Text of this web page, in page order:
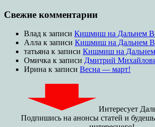
Свежие комментарии
Влад к записи Кишмиш на Дальнем
Алла к записи Кишмиш на Дальнем
татьяна к записи Кишмиш на Дальнем
Омичка к записи Дмитрий
Ирина к записи Весна — март!
Интересует
Подпишись на анонсы статей и будешь